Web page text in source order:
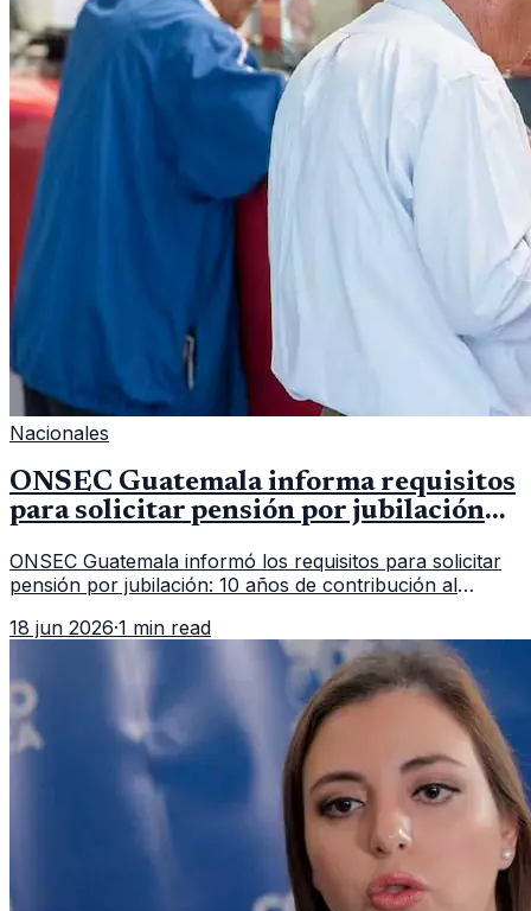
Nacionales
ONSEC Guatemala informa requisitos
para solicitar pensión por jubilación
ONSEC Guatemala informó los requisitos para solicitar
pensión por jubilación: 10 años de contribución al
importar edad.
18 jun 2026·1 min read